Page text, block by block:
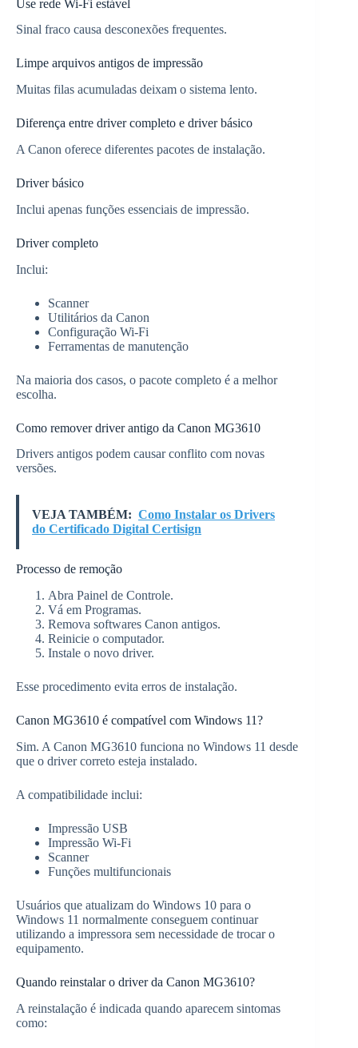
Use rede Wi-Fi estável
Sinal fraco causa desconexões frequentes.
Limpe arquivos antigos de impressão
Muitas filas acumuladas deixam o sistema lento.
Diferença entre driver completo e driver básico
A Canon oferece diferentes pacotes de instalação.
Driver básico
Inclui apenas funções essenciais de impressão.
Driver completo
Inclui:
Scanner
Utilitários da Canon
Configuração Wi-Fi
Ferramentas de manutenção
Na maioria dos casos, o pacote completo é a melhor
escolha.
Como remover driver antigo da Canon MG3610
Drivers antigos podem causar conflito com novas
versões.
VEJA TAMBÉM: Como Instalar os Drivers
do Certificado Digital Certisign
Processo de remoção
Abra Painel de Controle.
Vá em Programas.
Remova softwares Canon antigos.
Reinicie o computador.
Instale o novo driver.
Esse procedimento evita erros de instalação.
Canon MG3610 é compatível com Windows 11?
Sim. A Canon MG3610 funciona no Windows 11 desde
que o driver correto esteja instalado.
A compatibilidade inclui:
Impressão USB
Impressão Wi-Fi
Scanner
Funções multifuncionais
Usuários que atualizam do Windows 10 para o
Windows 11 normalmente conseguem continuar
utilizando a impressora sem necessidade de trocar o
equipamento.
Quando reinstalar o driver da Canon MG3610?
A reinstalação é indicada quando aparecem sintomas
como: